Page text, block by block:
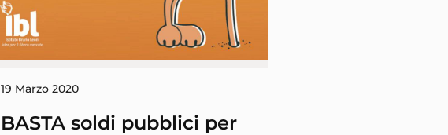
19 Marzo 2020
BASTA soldi pubblici per